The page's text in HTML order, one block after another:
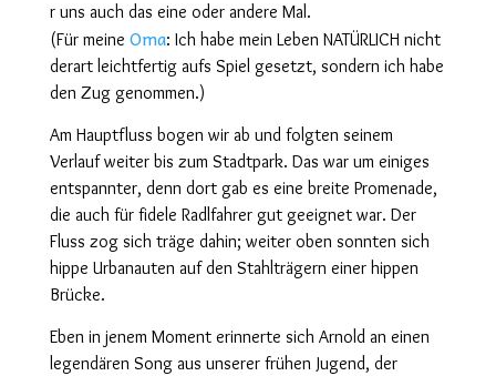
r uns auch das eine oder andere Mal.
(Für meine Oma: Ich habe mein Leben NATÜRLICH nicht
derart leichtfertig aufs Spiel gesetzt, sondern ich habe
den Zug genommen.)
Am Hauptfluss bogen wir ab und folgten seinem
Verlauf weiter bis zum Stadtpark. Das war um einiges
entspannter, denn dort gab es eine breite Promenade,
die auch für fidele Radlfahrer gut geeignet war. Der
Fluss zog sich träge dahin; weiter oben sonnten sich
hippe Urbanauten auf den Stahlträgern einer hippen
Brücke.
Eben in jenem Moment erinnerte sich Arnold an einen
legendären Song aus unserer frühen Jugend, der